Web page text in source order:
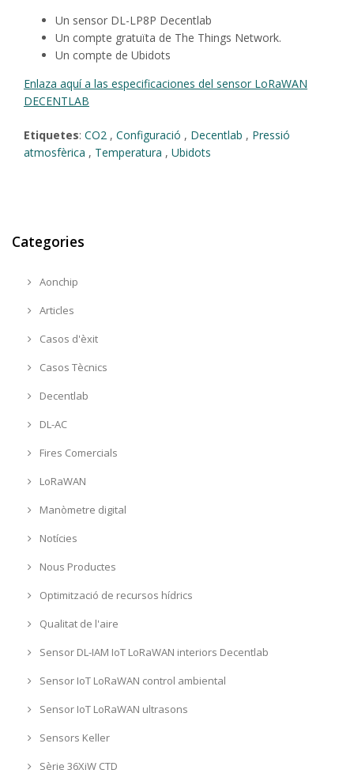
Un sensor DL-LP8P Decentlab
Un compte gratuïta de The Things Network.
Un compte de Ubidots
Enlaza aquí a las especificaciones del sensor LoRaWAN
DECENTLAB
Etiquetes: CO2 , Configuració , Decentlab , Pressió
atmosfèrica , Temperatura , Ubidots
Categories
Aonchip
Articles
Casos d'èxit
Casos Tècnics
Decentlab
DL-AC
Fires Comercials
LoRaWAN
Manòmetre digital
Notícies
Nous Productes
Optimització de recursos hídrics
Qualitat de l'aire
Sensor DL-IAM IoT LoRaWAN interiors Decentlab
Sensor IoT LoRaWAN control ambiental
Sensor IoT LoRaWAN ultrasons
Sensors Keller
Sèrie 36XiW CTD